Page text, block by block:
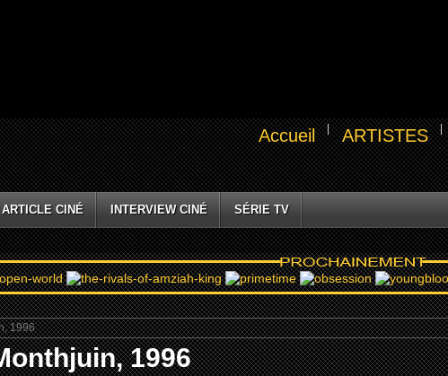
Accueil ARTISTES
ARTICLE CINÉ INTERVIEW CINÉ SÉRIE TV
1996
1996